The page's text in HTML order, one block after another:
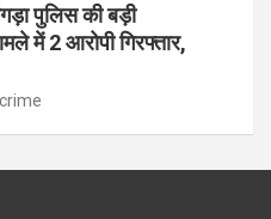
पुलिस की बड़ी
में 2 आरोपी गिरफ्तार,